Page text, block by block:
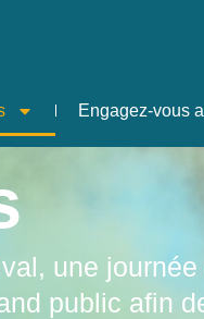
Engagez-vous
une
public afin